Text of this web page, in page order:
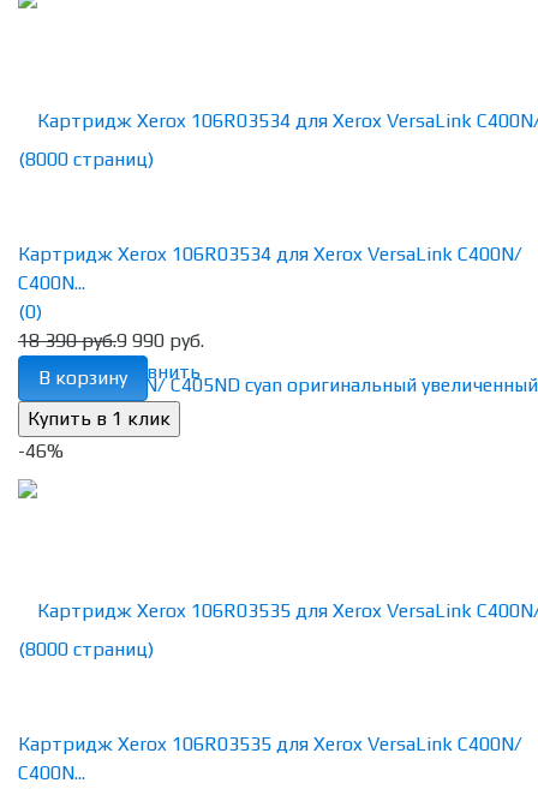
избранное сравнить
Картридж Xerox 106R03534 для Xerox VersaLink C400N/
C400N...
(0)
18 390 руб.9 990 руб.
В корзину
-46%
Картридж Xerox 106R03535 для Xerox VersaLink C400N/
C400N...